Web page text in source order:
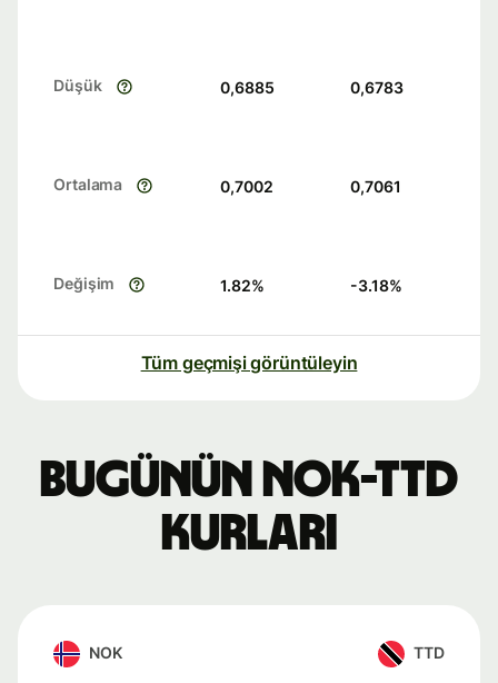
Düşük 0,6885 0,6783
Ortalama 0,7002 0,7061
Değişim 1.82% -3.18%
Tüm geçmişi görüntüleyin
Bugünün NOK-TTD
kurları
NOK TTD